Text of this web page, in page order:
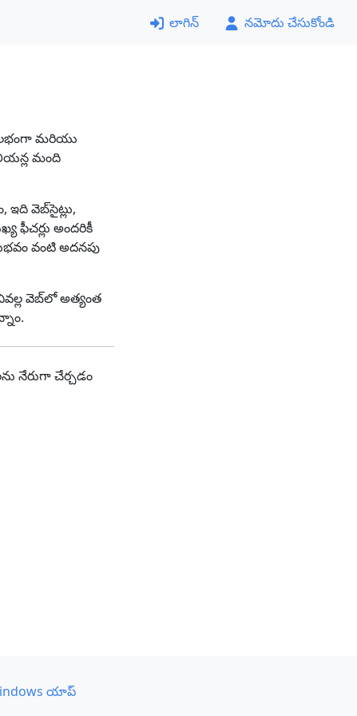
లాగిన్ నమోదు చేసుకోండి
మరియు
మంది
వెబ్‌సైట్లు,
ఫీచర్లు అందరికీ
వంటి అదనపు
వెబ్‌లో అత్యంత
నేరుగా చేర్చడం
యాప్